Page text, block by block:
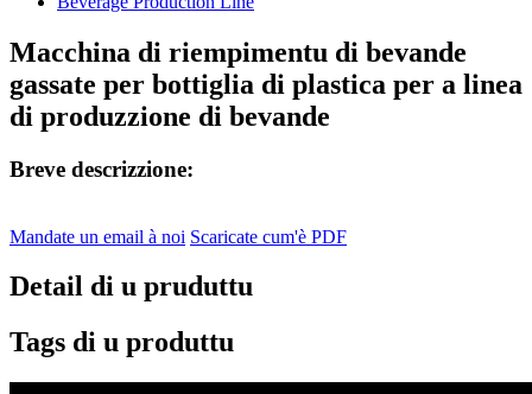
Macchina di riempimentu di bevande
gassate per bottiglia di plastica per a linea
di produzzione di bevande
Breve descrizzione:
Mandate un email à noi Scaricate cum'è PDF
Detail di u pruduttu
Tags di u produttu